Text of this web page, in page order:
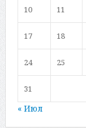
10 11
17 18
24 25
31
« Июл